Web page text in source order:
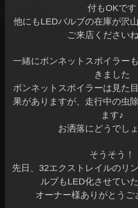
付もOKです
他にもLEDバルブの在庫が沢
ご来店ください
一緒にボンネットスポイラー
きました
ボンネットスポイラーは見た
果がありますが、走行中の虫
ます♪
お洒落にどうでし
そうそう！
先日、32エクストレイルのリ
ルブもLED化させてい
オーナー様ありがとう